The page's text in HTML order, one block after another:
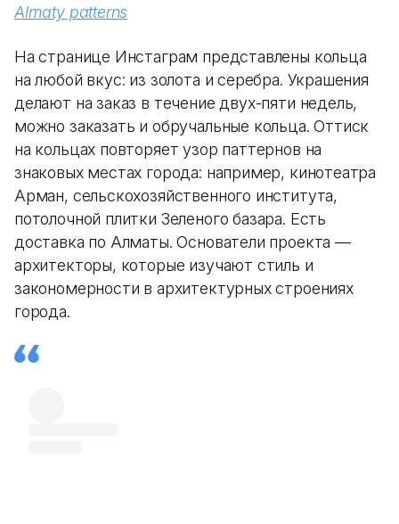
Almaty patterns
На странице Инстаграм представлены кольца
на любой вкус: из золота и серебра. Украшения
делают на заказ в течение двух-пяти недель,
можно заказать и обручальные кольца. Оттиск
на кольцах повторяет узор паттернов на
знаковых местах города: например, кинотеатра
Арман, сельскохозяйственного института,
потолочной плитки Зеленого базара. Есть
доставка по Алматы. Основатели проекта —
архитекторы, которые изучают стиль и
закономерности в архитектурных строениях
города.